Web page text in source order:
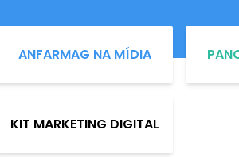
ANFARMAG NA MÍDIA
KIT MARKETING DIGITAL